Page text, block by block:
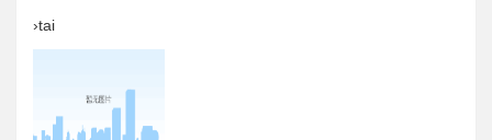
›tai